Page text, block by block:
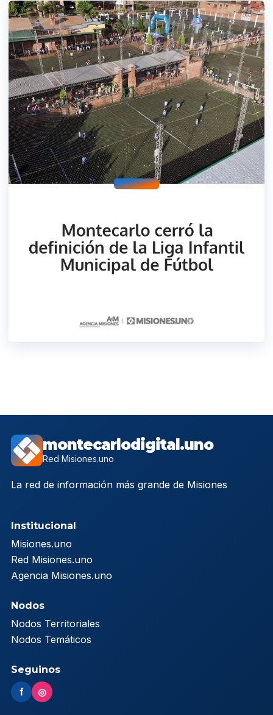
montecarlodigital.uno
Red Misiones.uno
La red de información más grande de Misiones
Institucional
Misiones.uno
Red Misiones.uno
Agencia Misiones.uno
Nodos
Nodos Territoriales
Nodos Temáticos
Seguinos
f ◎